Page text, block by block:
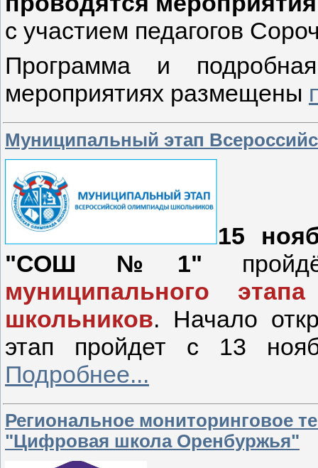
с участием педагогов
Программа и
мероприятиях размещены
Муниципальный этап
15
"СОШ №1"
муниципального
школьников. Начало
этап пройдет с 13
Подробнее...
Региональное мониторинговое
"Цифровая школа Оренбуржья"